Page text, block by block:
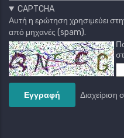
CAPTCHA
Αυτή η ερώτηση χρησιμεύει
από μηχανές (spam).
Διαχείριση